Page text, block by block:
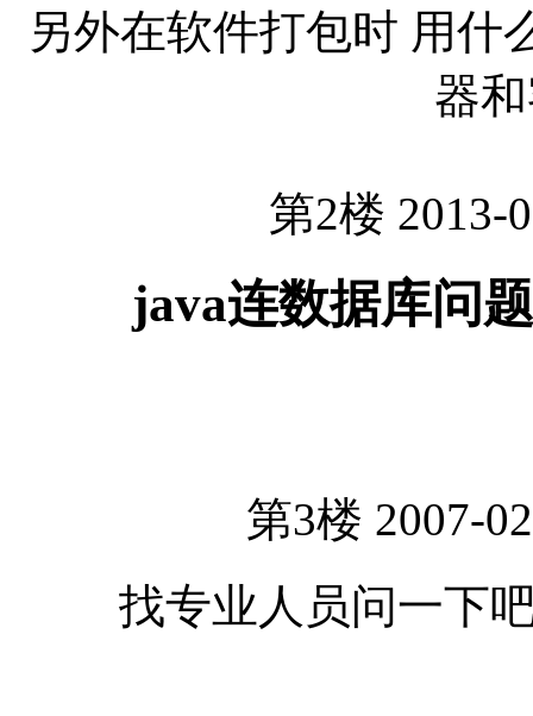
另外在软件打包时 用什
器
第2楼 2013-
java连数据库问
第3楼 2007-
找专业人员问一下